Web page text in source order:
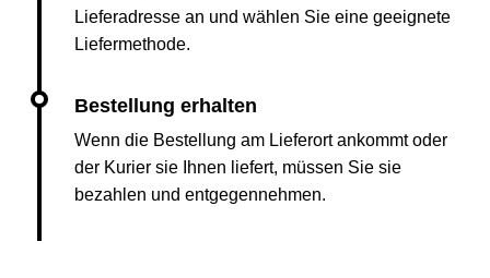
Lieferadresse an und wählen Sie eine geeignete
Liefermethode.
Wenn die Bestellung am Lieferort ankommt oder
der Kurier sie Ihnen liefert, müssen Sie sie
bezahlen und entgegennehmen.